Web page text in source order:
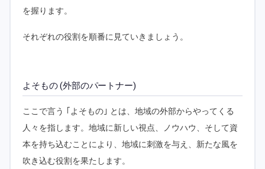
を握ります。
それぞれの役割を順番に見ていきましょう。
よそもの (外部のパートナー)
ここで言う ｢よそもの｣ とは、地域の外部からやってくる
人々を指します。地域に新しい視点、ノウハウ、そして資
本を持ち込むことにより、地域に刺激を与え、新たな風を
吹き込む役割を果たします。